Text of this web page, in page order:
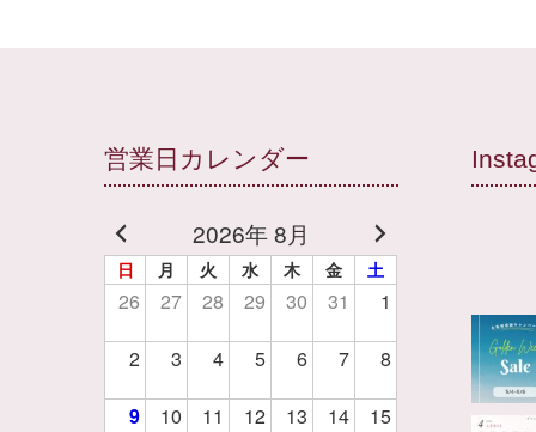
営業日カレンダー
2026年 8月
日 月 火 水 木 金 土
26 27 28 29 30 31 1
2 3 4 5 6 7 8
9 10 11 12 13 14 15